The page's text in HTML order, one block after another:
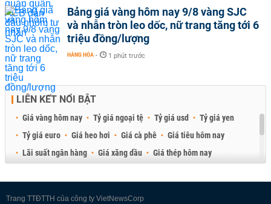
Bảng giá vàng hôm nay 9/8 vàng SJC
và nhẫn tròn leo dốc, nữ trang tăng tới 6
triệu đồng/lượng
HÀNG HÓA - 1 phút trước
LIÊN KẾT NỔI BẬT
Giá vàng hôm nay Tỷ giá ngoại tệ Tỷ giá usd
Tỷ giá yen
Tỷ giá euro
Giá heo hơi Giá cà phê
Giá tiêu hôm nay
Lãi suất ngân hàng
Giá xăng dầu
Giá thép hôm nay
Trang TTĐTTH của công ty VietNewsCorp